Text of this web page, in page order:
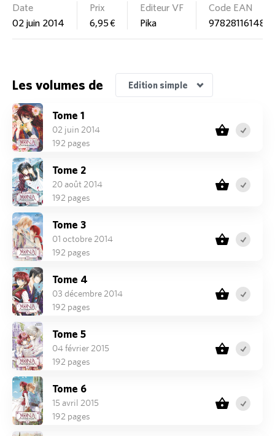
Date
02 juin 2014
Prix
6,95 €
Editeur VF
Pika
Code EAN
Les volumes de Edition simple
Tome 1
02 juin 2014
192 pages
Tome 2
20 août 2014
192 pages
Tome 3
01 octobre 2014
192 pages
Tome 4
03 décembre 2014
192 pages
Tome 5
04 février 2015
192 pages
Tome 6
15 avril 2015
192 pages